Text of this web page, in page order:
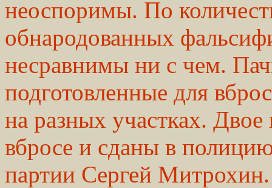
неоспоримы. По
обнародованных
несравнимы ни с чем.
подготовленные для
на разных участках.
вбросе и сданы в
партии Сергей Митрохин.